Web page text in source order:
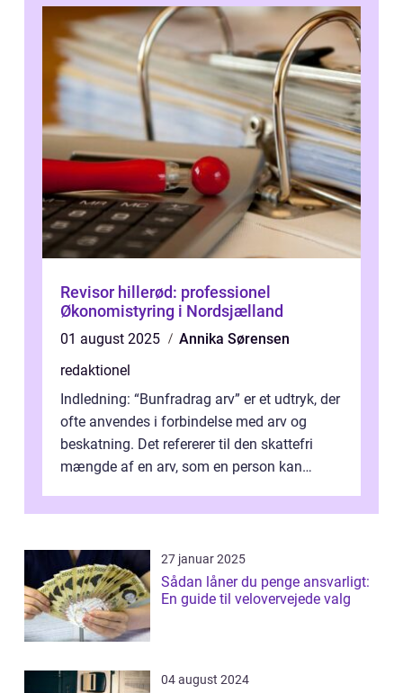
Revisor hillerød: professionel
Økonomistyring i Nordsjælland
01 august 2025
Annika Sørensen
redaktionel
Indledning: “Bunfradrag arv” er et udtryk, der
ofte anvendes i forbindelse med arv og
beskatning. Det refererer til den skattefri
mængde af en arv, som en person kan
27 januar 2025
Sådan låner du penge ansvarligt:
En guide til velovervejede valg
04 august 2024